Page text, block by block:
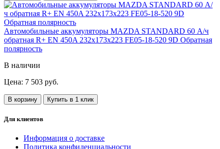
Автомобильные аккумуляторы MAZDA STANDARD 60 А/ч
обратная R+ EN 450A 232x173x223 FE05-18-520 9D Обратная
полярность
В наличии
Цена: 7 503 руб.
В корзину Купить в 1 клик
Для клиентов
Информация о доставке
Политика конфиденциальности